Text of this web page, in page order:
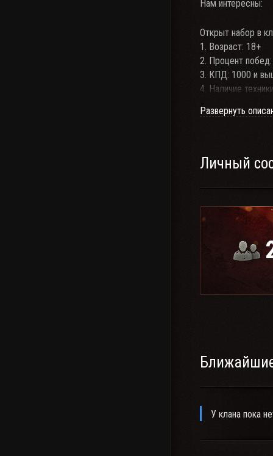
Нам интересны:
Открыт набор в
1. Возраст: 18+
2. Процент
3. КПД: 1000 и
4. Наличие
6. Адекватность,
9. Хотите
Принимаем
Развернуть
Личный
У клана пока